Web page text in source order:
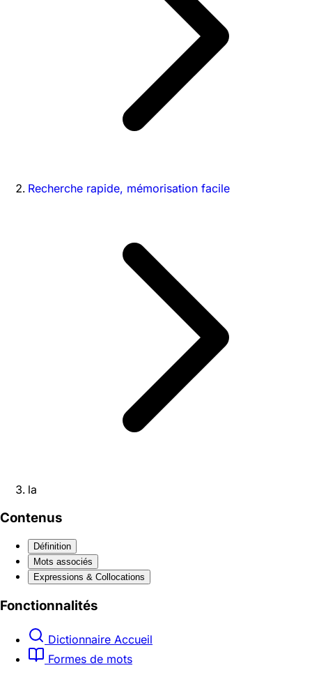
Recherche rapide, mémorisation facile
la
Contenus
Définition
Mots associés
Expressions & Collocations
Fonctionnalités
Dictionnaire Accueil
Formes de mots